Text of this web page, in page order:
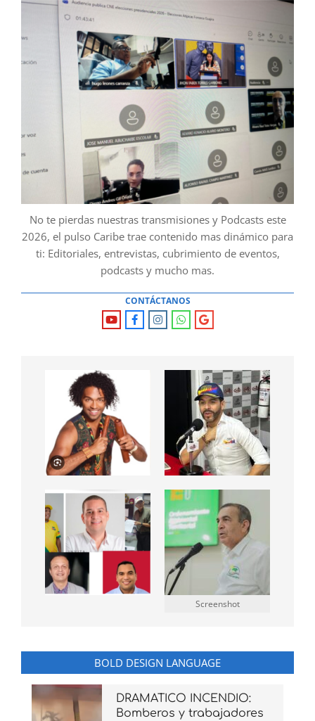
No te pierdas nuestras transmisiones y Podcasts este
2026, el pulso Caribe trae contenido mas dinámico para
ti: Editoriales, entrevistas, cubrimiento de eventos,
podcasts y mucho mas.
CONTÁCTANOS
Screenshot
BOLD DESIGN LANGUAGE
DRAMATICO INCENDIO:
Bomberos y trabajadores